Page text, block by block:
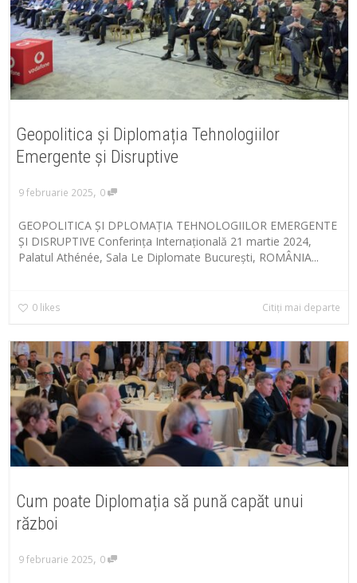
Geopolitica și Diplomația Tehnologiilor
Emergente și Disruptive
9 februarie 2025, 0
GEOPOLITICA ȘI DPLOMAȚIA TEHNOLOGIILOR EMERGENTE
ȘI DISRUPTIVE Conferința Internațională 21 martie 2024,
Palatul Athénée, Sala Le Diplomate București, ROMÂNIA...
0 likes Citiți mai departe
Cum poate Diplomația să pună capăt unui
război
9 februarie 2025, 0